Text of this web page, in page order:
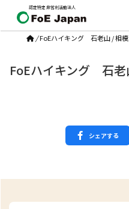
認定特定非営利活動法人
/ FoEハイキング 石老山 / 相
FoEハイキング 石老
シェアする